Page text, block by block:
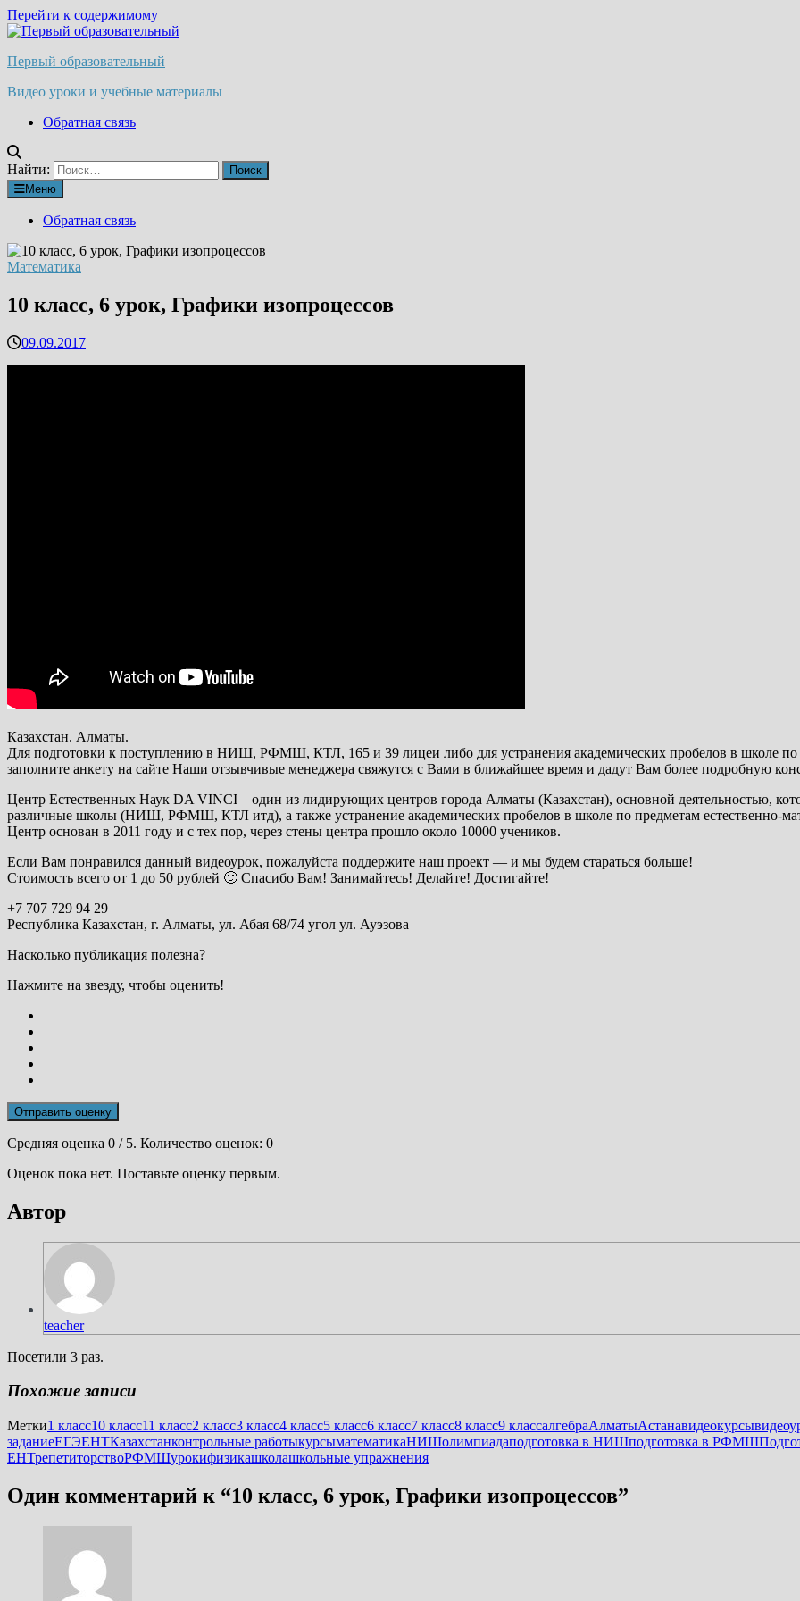
Перейти к содержимому
Первый образовательный
Видео уроки и учебные материалы
Обратная связь
Найти:
Меню
Обратная связь
Математика
10 класс, 6 урок, Графики изопроцессов
09.09.2017
Казахстан. Алматы.
Для подготовки к поступлению в НИШ, РФМШ, КТЛ, 165 и 39 лицеи либо для устранения академических пробелов в школе по
заполните анкету на сайте Наши отзывчивые менеджера свяжутся с Вами в ближайшее время и дадут Вам более подробную
Центр Естественных Наук DA VINCI – один из лидирующих центров города Алматы (Казахстан), основной деятельностью,
различные школы (НИШ, РФМШ, КТЛ итд), а также устранение академических пробелов в школе по предметам естественно-
Центр основан в 2011 году и с тех пор, через стены центра прошло около 10000 учеников.
Если Вам понравился данный видеоурок, пожалуйста поддержите наш проект — и мы будем стараться больше!
Стоимость всего от 1 до 50 рублей 🙂 Спасибо Вам! Занимайтесь! Делайте! Достигайте!
+7 707 729 94 29
Республика Казахстан, г. Алматы, ул. Абая 68/74 угол ул. Ауэзова
Насколько публикация полезна?
Нажмите на звезду, чтобы оценить!
Отправить оценку
Средняя оценка 0 / 5. Количество оценок: 0
Оценок пока нет. Поставьте оценку первым.
Автор
teacher
Посетили 3 раз.
Похожие записи
Метки1 класс10 класс11 класс2 класс3 класс4 класс5 класс6 класс7 класс8 класс9 классалгебраАлматыАстанавидеокурсы
заданиеЕГЭЕНТКазахстанконтрольные работыкурсыматематикаНИШолимпиадаподготовка в НИШподготовка в РФМШ
ЕНТрепетиторствоРФМШурокифизикашколашкольные упражнения
Один комментарий к “10 класс, 6 урок, Графики изопроцессов”